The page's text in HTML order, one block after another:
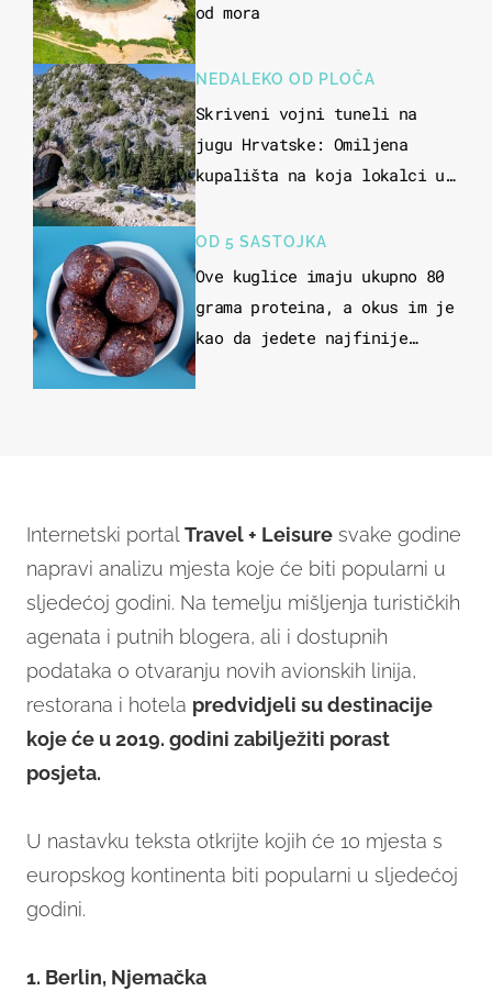
od mora
NEDALEKO OD PLOČA
Skriveni vojni tuneli na
jugu Hrvatske: Omiljena
kupališta na koja lokalci u
u more
OD 5 SASTOJKA
Ove kuglice imaju ukupno 80
grama proteina, a okus im je
kao da jedete najfinije
Internetski portalTravel + Leisure svake godine
napravi analizu mjesta koje će biti popularni u
sljedećoj godini. Na temelju mišljenja turističkih
agenata i putnih blogera, ali i dostupnih
podataka o otvaranju novih avionskih linija,
restorana i hotela predvidjeli su destinacije
koje će u 2019. godini zabilježiti porast
posjeta.
U nastavku teksta otkrijte kojih će 10 mjesta s
europskog kontinenta biti popularni u sljedećoj
godini.
1. Berlin, Njemačka